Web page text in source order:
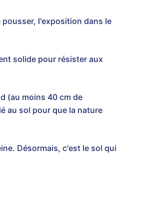
l'exposition dans le
solide pour résister aux
(au moins 40 cm de
au sol pour que la nature
Désormais, c'est le sol qui